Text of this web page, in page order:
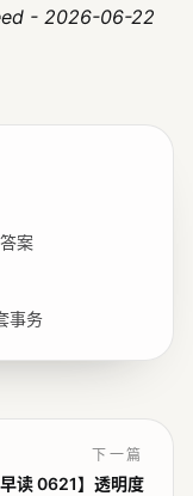
- 2026-06-22
案
事务
下一篇
早读 0621】透明度